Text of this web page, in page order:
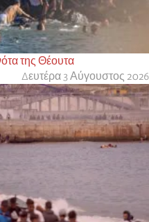
της Θέουτα
Δευτέρα 3 Αύγουστος 2026